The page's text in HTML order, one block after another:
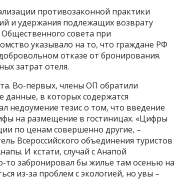
противозаконной практики
и удержания подлежащих возврату
Общественного совета при
указывало на то, что граждане РФ
отказе от бронирования.
затрат отеля.
Во-первых, члены ОП обратили
данные, в которых содержатся
недоумение тезис о том, что введение
на размещение в гостиницах. «Цифры
по ценам совершенно другие, –
Всероссийского объединения туристов
И кстати, случай с Анапой
то забронировал бы жилье там осенью на
из-за проблем с экологией, но увы –